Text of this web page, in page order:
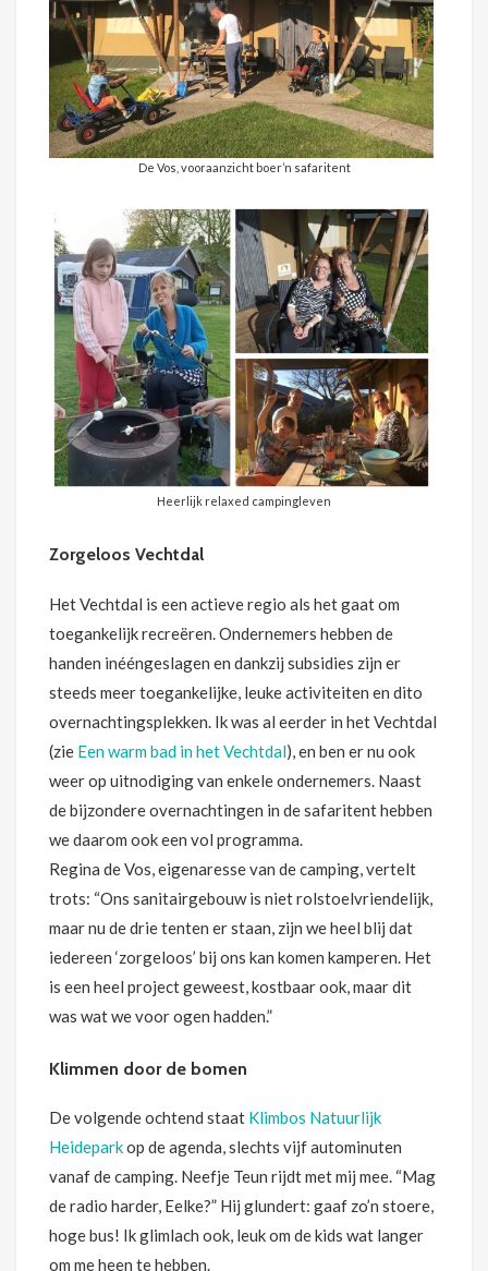
De Vos, vooraanzicht boer’n safaritent
Heerlijk relaxed campingleven
Zorgeloos Vechtdal
Het Vechtdal is een actieve regio als het gaat om
toegankelijk recreëren. Ondernemers hebben de
handen inééngeslagen en dankzij subsidies zijn er
steeds meer toegankelijke, leuke activiteiten en dito
overnachtingsplekken. Ik was al eerder in het Vechtdal
(zie Een warm bad in het Vechtdal), en ben er nu ook
weer op uitnodiging van enkele ondernemers. Naast
de bijzondere overnachtingen in de safaritent hebben
we daarom ook een vol programma.
Regina de Vos, eigenaresse van de camping, vertelt
trots: “Ons sanitairgebouw is niet rolstoelvriendelijk,
maar nu de drie tenten er staan, zijn we heel blij dat
iedereen ‘zorgeloos’ bij ons kan komen kamperen. Het
is een heel project geweest, kostbaar ook, maar dit
was wat we voor ogen hadden.”
Klimmen door de bomen
De volgende ochtend staat Klimbos Natuurlijk
Heideparkop de agenda, slechts vijf autominuten
vanaf de camping. Neefje Teun rijdt met mij mee. “Mag
de radio harder, Eelke?” Hij glundert: gaaf zo’n stoere,
hoge bus! Ik glimlach ook, leuk om de kids wat langer
om me heen te hebben.